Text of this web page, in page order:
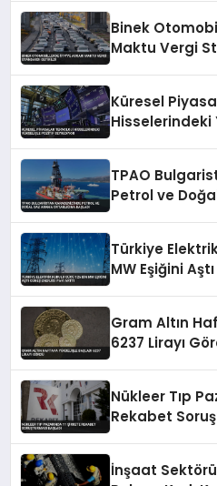
Binek
Maktu Vergi
Küresel
Hisselerindeki
TPAO
Petrol ve
Türkiye
MW Eşiğini
Gram Altın
6237 Lirayı
Nükleer Tıp
Rekabet
İnşaat